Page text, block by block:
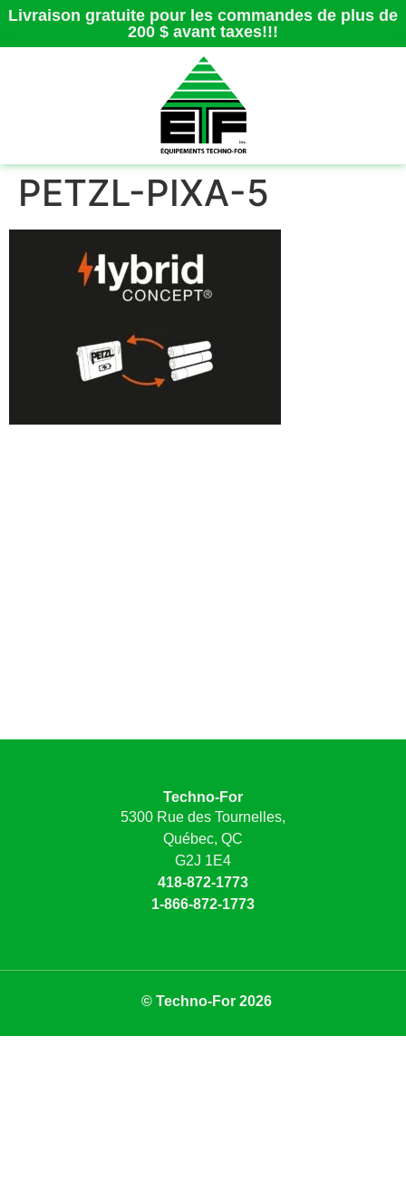
Livraison gratuite pour les commandes de plus de
200 $ avant taxes!!!
PETZL-PIXA-5
Techno-For
5300 Rue des Tournelles,
Québec, QC
G2J 1E4
418-872-1773
1-866-872-1773
© Techno-For 2026